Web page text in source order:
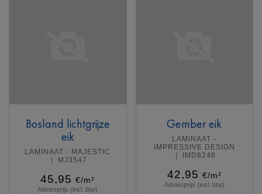
Bosland lichtgrijze
eik
LAMINAAT - MAJESTIC
MJ3547
45,95 €/m²
Adviesprijs (incl. btw)
Gember eik
LAMINAAT -
IMPRESSIVE DESIGN
IMD8246
42,95 €/m²
Adviesprijs (incl. btw)